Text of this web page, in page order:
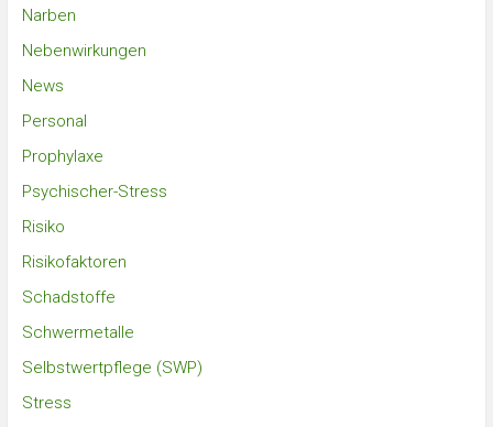
Narben
Nebenwirkungen
News
Personal
Prophylaxe
Psychischer-Stress
Risiko
Risikofaktoren
Schadstoffe
Schwermetalle
Selbstwertpflege (SWP)
Stress